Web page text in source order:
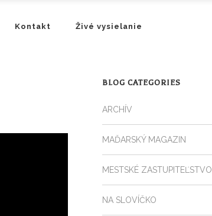
Kontakt Živé vysielanie
BLOG CATEGORIES
ARCHÍV
MAĎARSKÝ MAGAZIN
MESTSKÉ ZASTUPITEĽSTVO
NA SLOVÍČKO